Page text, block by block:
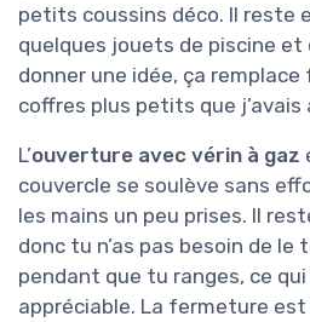
petits coussins déco. Il reste
quelques jouets de piscine et
donner une idée, ça
coffres plus petits que j’avais
L’ouverture avec vérin à gaz
couvercle se soulève sans
les mains un peu prises. Il
donc tu n’as pas besoin de le
pendant que tu ranges, ce
appréciable. La fermeture est